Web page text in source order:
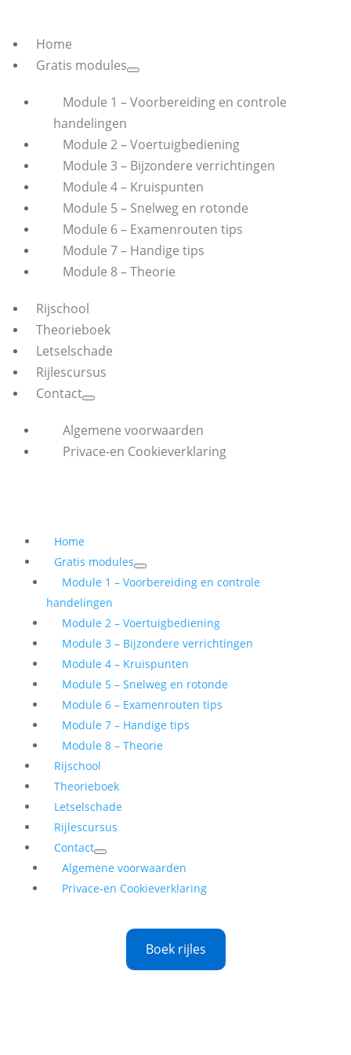
Home
Gratis modules
Module 1 – Voorbereiding en controle
handelingen
Module 2 – Voertuigbediening
Module 3 – Bijzondere verrichtingen
Module 4 – Kruispunten
Module 5 – Snelweg en rotonde
Module 6 – Examenrouten tips
Module 7 – Handige tips
Module 8 – Theorie
Rijschool
Theorieboek
Letselschade
Rijlescursus
Contact
Algemene voorwaarden
Privace-en Cookieverklaring
Home
Gratis modules
Module 1 – Voorbereiding en controle
handelingen
Module 2 – Voertuigbediening
Module 3 – Bijzondere verrichtingen
Module 4 – Kruispunten
Module 5 – Snelweg en rotonde
Module 6 – Examenrouten tips
Module 7 – Handige tips
Module 8 – Theorie
Rijschool
Theorieboek
Letselschade
Rijlescursus
Contact
Algemene voorwaarden
Privace-en Cookieverklaring
Boek rijles